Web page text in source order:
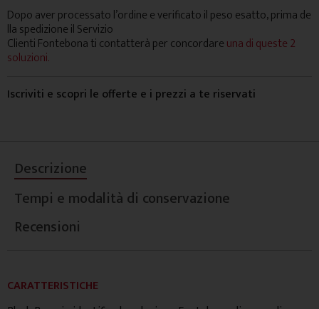
Dopo aver processato l’ordine e verificato il peso esatto, prima de
lla spedizione il Servizio
Clienti Fontebona ti contatterà per concordareuna di queste 2
soluzioni.
Iscriviti e scopri le offerte e i prezzi a te riservati
Descrizione
Tempi e modalità di conservazione
Recensioni
CARATTERISTICHE